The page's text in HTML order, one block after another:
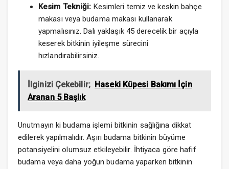
Kesim Tekniği: Kesimleri temiz ve keskin bahçe
makası veya budama makası kullanarak
yapmalısınız. Dalı yaklaşık 45 derecelik bir açıyla
keserek bitkinin iyileşme sürecini
hızlandırabilirsiniz.
İlginizi Çekebilir; Haseki Küpesi Bakımı İçin
Aranan 5 Başlık
Unutmayın ki budama işlemi bitkinin sağlığına dikkat
edilerek yapılmalıdır. Aşırı budama bitkinin büyüme
potansiyelini olumsuz etkileyebilir. İhtiyaca göre hafif
budama veya daha yoğun budama yaparken bitkinin